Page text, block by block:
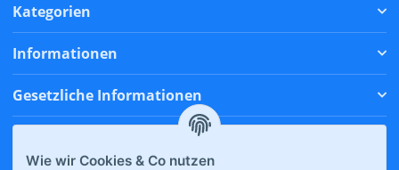
Kategorien
Informationen
Gesetzliche Informationen
Wie wir Cookies & Co nutzen